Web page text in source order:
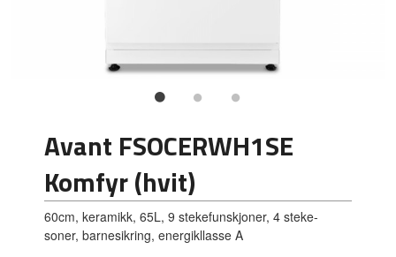
Avant FSOCERWH1SE
Komfyr (hvit)
60cm, keramikk, 65L, 9 stekefunskjoner, 4 steke-
soner, barnesikring, energikllasse A